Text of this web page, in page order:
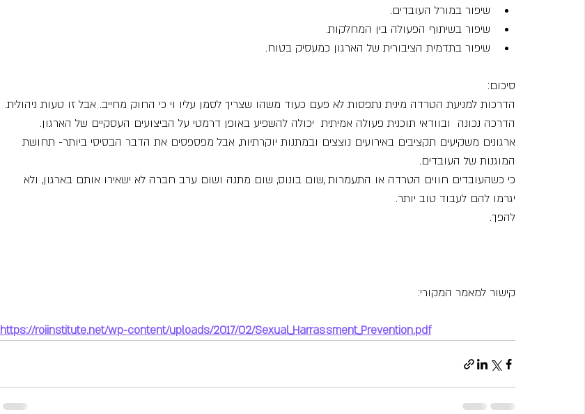
שיפור במורל העובדים.
שיפור בשיתוף הפעולה בין המחלקות.
שיפור בתדמית הציבורית של הארגון כמעסיק בטוח.
סיכום:
הדרכות למניעת הטרדה מינית נתפסות לא פעם כעוד משהו שצריך לסמן עליו וי כי החוק מחייב. אבל זו טעות ניהולית.
הדרכה נכונה  ובוודאי תוכנית פעולה אמיתית  יכולה להשפיע באופן דרמטי על הביצועים העסקיים של הארגון.
ארגונים משקיעים תקציבים באירועים נוצצים ובמתנות יוקרתיות, אבל מפספסים את הדבר הבסיסי ביותר- תחושת
המוגנות של העובדים.
כי כשהעובדים חווים הטרדה או התעמרות ,שום בונוס, שום מתנה ושום ערב חברה לא ישאירו אותם בארגון, ולא
יגרמו להם לעבוד טוב יותר.
להפך.
קישור למאמר המקורי:
https://roiinstitute.net/wp-content/uploads/2017/02/Sexual_Harrassment_Prevention.pdf